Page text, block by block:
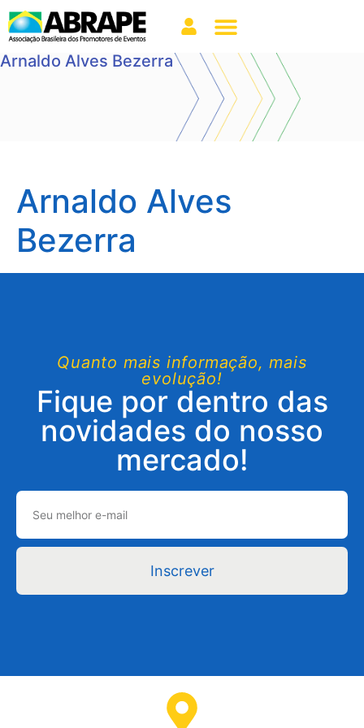
Arnaldo Alves Bezerra
Arnaldo Alves
Bezerra
Quanto mais informação, mais
evolução!
Fique por dentro das
novidades do nosso
mercado!
Inscrever